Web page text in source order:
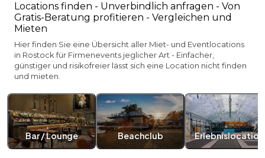
Locations finden - Unverbindlich anfragen - Von
Gratis-Beratung profitieren - Vergleichen und
Mieten
Hier finden Sie eine Übersicht aller Miet- und Eventlocations
in Rostock für Firmenevents jeglicher Art - Einfacher,
günstiger und risikofreier lässt sich eine Location nicht finden
und mieten.
Bar / Lounge Beachclub Erlebnislocation